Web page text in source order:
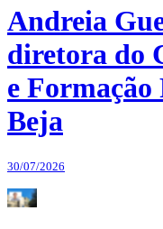
Andreia
diretora do
e Formação
Beja
30/07/2026